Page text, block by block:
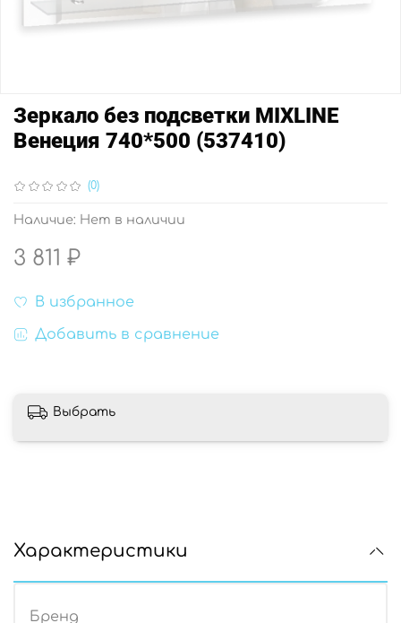
(0)
Наличие: Нет в наличии
Зеркало без подсветки MIXLINE
Венеция 740*500 (537410)
3 811 ₽
В избранное
Добавить в сравнение
Выбрать
Характеристики
Бренд